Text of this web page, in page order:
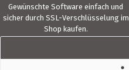
Gewünschte Software einfach und
sicher durch SSL-Verschlüsselung im
Shop kaufen.